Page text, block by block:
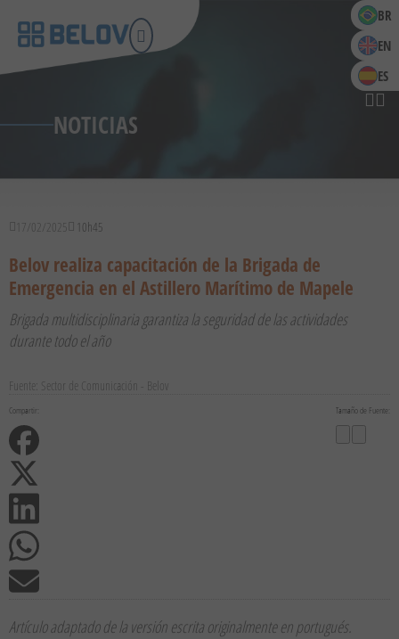
BR
EN
ES
NOTICIAS
17/02/2025 10h45
Belov realiza capacitación de la Brigada de
Emergencia en el Astillero Marítimo de Mapele
Brigada multidisciplinaria garantiza la seguridad de las actividades
durante todo el año
Fuente: Sector de Comunicación - Belov
Compartir: Tamaño de Fuente:
Artículo adaptado de la versión escrita originalmente en portugués.